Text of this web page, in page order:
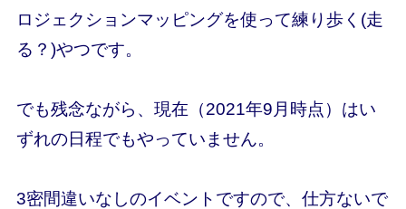
ロジェクションマッピングを使って練り歩く(走
る？)やつです。
でも残念ながら、現在（2021年9月時点）はい
ずれの日程でもやっていません。
3密間違いなしのイベントですので、仕方ないで